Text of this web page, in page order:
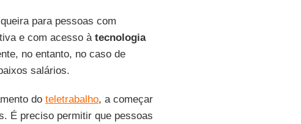
para pessoas com
e com acesso à tecnologia
no entanto, no caso de
salários.
do teletrabalho, a começar
É preciso permitir que pessoas